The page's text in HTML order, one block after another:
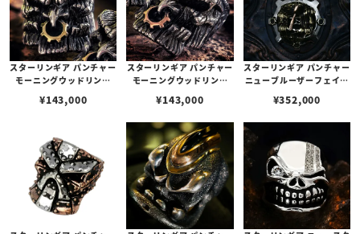
スターリンギア パンチャー
モーニングウッドリング
スギア
¥143,000
スターリンギア パンチャー
モーニングウッドリング
ーギア
¥143,000
スターリンギア パンチャー
ニューブルーザーフェイス
グフェイス/ブラスアメリ
アックス/ブラスタイニー
ギア＆Sギアロゴ(s00012
1558)
¥352,000